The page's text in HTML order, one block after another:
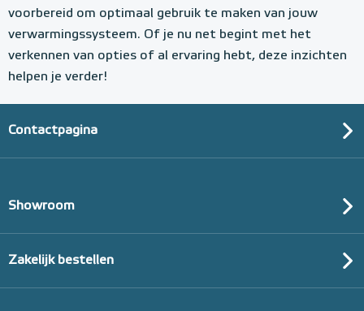
voorbereid om optimaal gebruik te maken van jouw
verwarmingssysteem. Of je nu net begint met het
verkennen van opties of al ervaring hebt, deze inzichten
helpen je verder!
Contactpagina
Showroom
Zakelijk bestellen